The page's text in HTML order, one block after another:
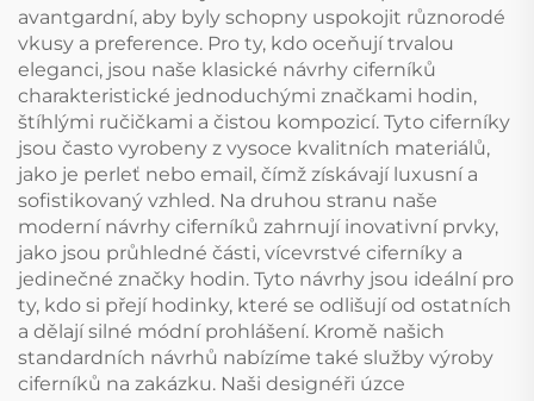
avantgardní, aby byly schopny uspokojit různorodé
vkusy a preference. Pro ty, kdo oceňují trvalou
eleganci, jsou naše klasické návrhy ciferníků
charakteristické jednoduchými značkami hodin,
štíhlými ručičkami a čistou kompozicí. Tyto ciferníky
jsou často vyrobeny z vysoce kvalitních materiálů,
jako je perleť nebo email, čímž získávají luxusní a
sofistikovaný vzhled. Na druhou stranu naše
moderní návrhy ciferníků zahrnují inovativní prvky,
jako jsou průhledné části, vícevrstvé ciferníky a
jedinečné značky hodin. Tyto návrhy jsou ideální pro
ty, kdo si přejí hodinky, které se odlišují od ostatních
a dělají silné módní prohlášení. Kromě našich
standardních návrhů nabízíme také služby výroby
ciferníků na zakázku. Naši designéři úzce